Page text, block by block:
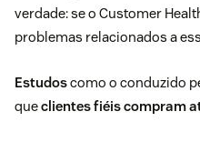
verdade: se o Customer
problemas relacionados a
Estudoscomo o conduzido
queclientes fiéis compram